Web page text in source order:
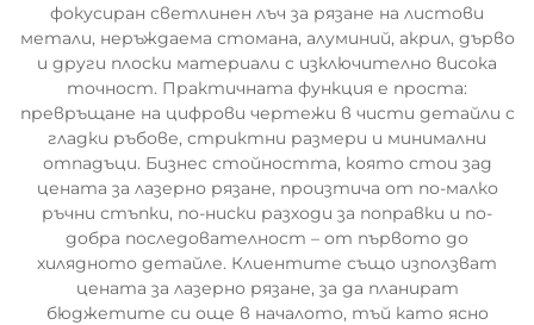
фокусиран светлинен лъч за рязане на листови
метали, неръждаема стомана, алуминий, акрил, дърво
и други плоски материали с изключително висока
точност. Практичната функция е проста:
превръщане на цифрови чертежи в чисти детайли с
гладки ръбове, стриктни размери и минимални
отпадъци. Бизнес стойността, която стои зад
цената за лазерно рязане, произтича от по-малко
ръчни стъпки, по-ниски разходи за поправки и по-
добра последователност – от първото до
хилядното детайле. Клиентите също използват
цената за лазерно рязане, за да планират
бюджетите си още в началото, тъй като ясно